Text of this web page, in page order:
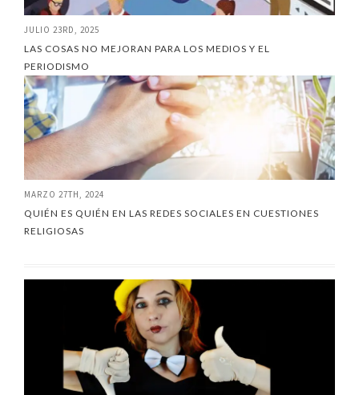
JULIO 23RD, 2025
LAS COSAS NO MEJORAN PARA LOS MEDIOS Y EL
PERIODISMO
MARZO 27TH, 2024
QUIÉN ES QUIÉN EN LAS REDES SOCIALES EN CUESTIONES
RELIGIOSAS